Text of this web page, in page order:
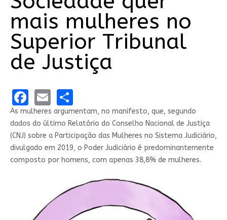
mais mulheres no
Superior Tribunal
de Justiça
Facebook
EmailShare
As mulheres argumentam, no manifesto, que, segundo
dados do último Relatório do Conselho Nacional de Justiça
(CNJ) sobre a Participação das Mulheres no Sistema Judiciário,
divulgado em 2019, o Poder Judiciário é predominantemente
composto por homens, com apenas 38,8% de mulheres.